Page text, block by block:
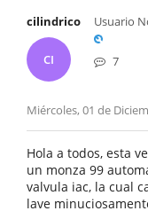
cilindrico
CI
Usuario
7
Miércoles, 01 de
Hola a todos, esta
un monza 99
valvula iac, la cual
lave